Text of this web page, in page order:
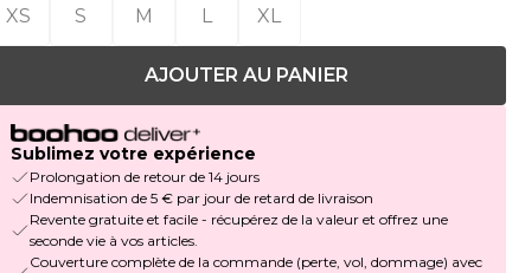
XS
S M L XL
AJOUTER AU PANIER
Sublimez votre expérience
Prolongation de retour de 14 jours
Indemnisation de 5 € par jour de retard de livraison
Revente gratuite et facile - récupérez de la valeur et offrez une
seconde vie à vos articles.
Couverture complète de la commande (perte, vol, dommage) avec